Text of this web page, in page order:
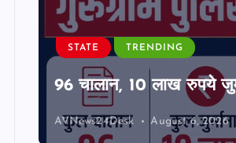
STATE TRENDING
96 चालान, 10 लाख रुपये
AVNews24Desk August 6, 2026